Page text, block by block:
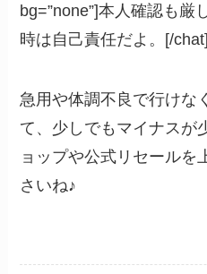
bg=”none”]本人確認も厳
時は自己責任だよ。[/chat]
急用や体調不良で行けな
て、少しでもマイナスが
ョップや公式リセールを
さいね♪